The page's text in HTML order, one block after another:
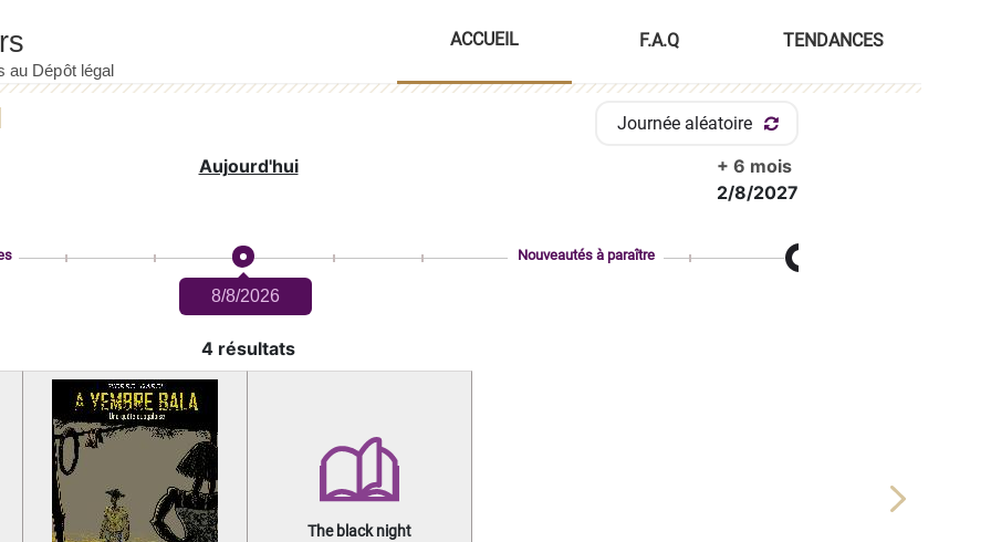
ACCUEIL F.A.Q TENDANCES
Journée aléatoire
Aujourd'hui
+ 6 mois
2/8/2027
8/8/2026
Nouveautés à paraître
4 résultats
The black night
Next